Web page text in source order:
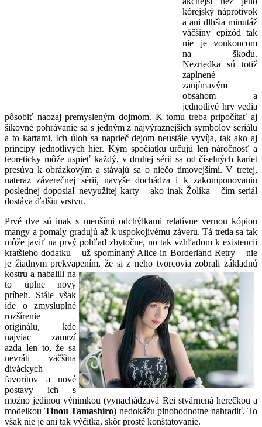
kórejský náprotivok
a ani dlhšia minutáž
väčšiny epizód tak
nie je vonkoncom
na škodu.
Nezriedka sú totiž
zaplnené
zaujímavým
obsahom a
jednotlivé hry vedia
pôsobiť naozaj premysleným dojmom. K tomu treba pripočítať aj
šikovné pohrávanie sa s jedným z najvýraznejších symbolov seriálu
a to kartami. Ich úloh sa naprieč dejom neustále vyvíja, tak ako aj
princípy jednotlivých hier. Kým spočiatku určujú len náročnosť a
teoreticky môže uspieť každý, v druhej sérii sa od číselných kariet
presúva k obrázkovým a stávajú sa o niečo tímovejšími. V tretej,
nateraz záverečnej sérii, navyše dochádza i k zakomponovaniu
poslednej doposiaľ nevyužitej karty – ako inak Žolíka – čím seriál
dostáva ďalšiu vrstvu.
Prvé dve sú inak s menšími odchýlkami relatívne vernou kópiou
mangy a pomaly gradujú až k uspokojivému záveru. Tá tretia sa tak
môže javiť na prvý pohľad zbytočne, no tak vzhľadom k existencii
kratšieho dodatku – už spomínaný Alice in Borderland Retry – nie
je žiadnym prekvapením, že si z neho tvorcovia zobrali základnú
kostru a nabalili na
to úplne nový
príbeh. Stále však
ide o zmysluplné
rozšírenie
originálu, kde
najviac zamrzí
azda len to, že sa
nevráti väčšina
diváckych
favoritov a nové
postavy ich s
možno jedinou výnimkou (vynachádzavá Rei stvárnená herečkou a
modelkou Tinou Tamashiro) nedokážu plnohodnotne nahradiť. To
však nie je ani tak výčitka, skôr prosté konštatovanie.